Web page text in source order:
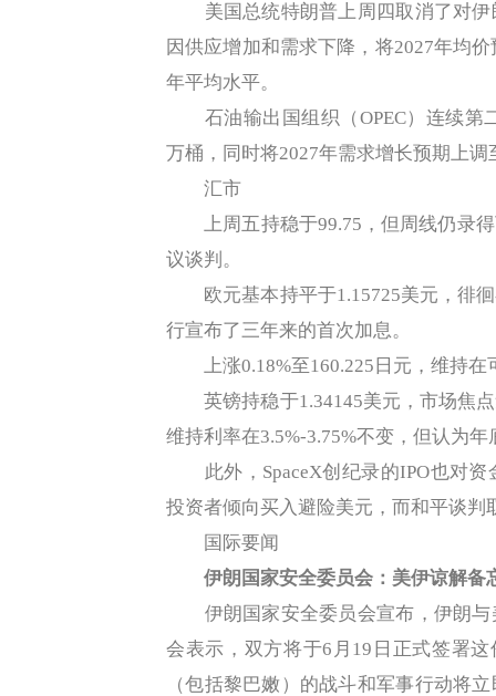
美国总统特朗普上周四取消了对伊
因供应增加和需求下降，将2027年均
年平均水平。
石油输出国组织（OPEC）连续第
万桶，同时将2027年需求增长预期上调
汇市
上周五持稳于99.75，但周线仍录得
议谈判。
欧元基本持平于1.15725美元，徘徊
行宣布了三年来的首次加息。
上涨0.18%至160.225日元，维持在
英镑持稳于1.34145美元，市场焦点
维持利率在3.5%-3.75%不变，但认为
此外，SpaceX创纪录的IPO也对资
投资者倾向买入避险美元，而和平谈
国际要闻
伊朗国家安全委员会：美伊谅解备
伊朗国家安全委员会宣布，伊朗与
会表示，双方将于6月19日正式签署
（包括黎巴嫩）的战斗和军事行动将